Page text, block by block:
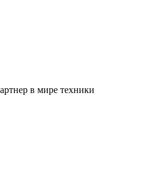
в мире техники